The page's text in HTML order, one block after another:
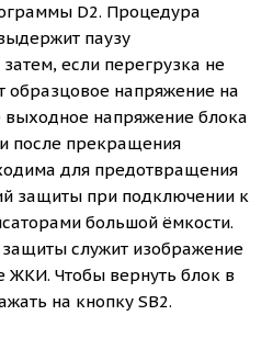
D2. Процедура
паузу
если перегрузка не
образцовое напряжение на
выходное напряжение блока
после прекращения
для предотвращения
защиты при подключении к
большой ёмкости.
служит изображение
ЖКИ. Чтобы вернуть блок в
на кнопку SB2.